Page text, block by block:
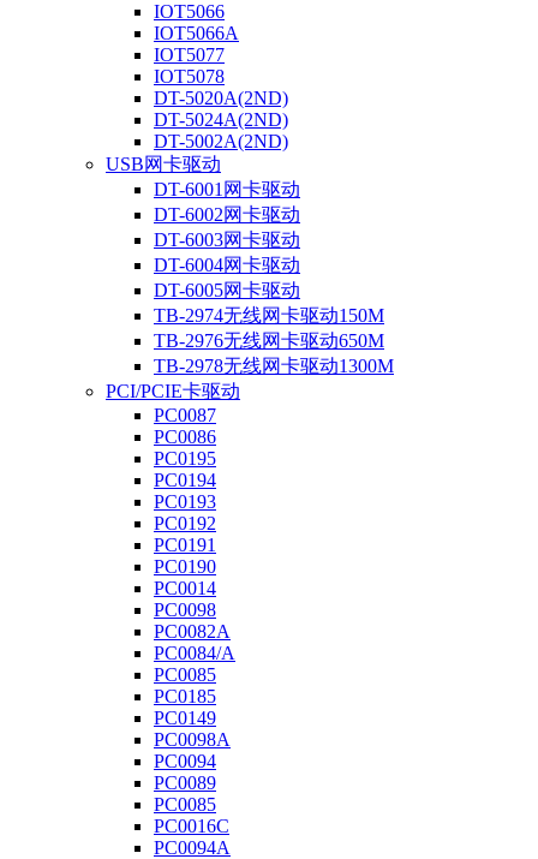
IOT5066
IOT5066A
IOT5077
IOT5078
DT-5020A(2ND)
DT-5024A(2ND)
DT-5002A(2ND)
USB网卡驱动
DT-6001网卡驱动
DT-6002网卡驱动
DT-6003网卡驱动
DT-6004网卡驱动
DT-6005网卡驱动
TB-2974无线网卡驱动150M
TB-2976无线网卡驱动650M
TB-2978无线网卡驱动1300M
PCI/PCIE卡驱动
PC0087
PC0086
PC0195
PC0194
PC0193
PC0192
PC0191
PC0190
PC0014
PC0098
PC0082A
PC0084/A
PC0085
PC0185
PC0149
PC0098A
PC0094
PC0089
PC0085
PC0016C
PC0094A